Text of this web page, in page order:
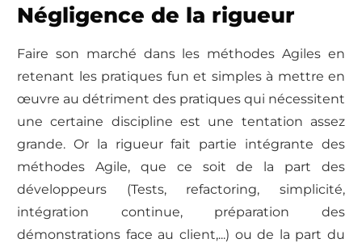
Négligence de la rigueur
Faire son marché dans les méthodes Agiles en
retenant les pratiques fun et simples à mettre en
œuvre au détriment des pratiques qui nécessitent
une certaine discipline est une tentation assez
grande. Or la rigueur fait partie intégrante des
méthodes Agile, que ce soit de la part des
développeurs (Tests, refactoring, simplicité,
intégration continue, préparation des
démonstrations face au client,...) ou de la part du